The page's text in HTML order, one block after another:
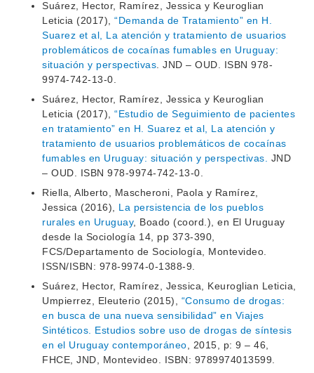
CONTACTO
Suárez, Hector, Ramírez, Jessica y Keuroglian
Leticia (2017), “Demanda de Tratamiento” en H.
Suarez et al, La atención y tratamiento de usuarios
problemáticos de cocaínas fumables en Uruguay:
situación y perspectivas. JND – OUD. ISBN 978-
9974-742-13-0.
Suárez, Hector, Ramírez, Jessica y Keuroglian
Leticia (2017), “Estudio de Seguimiento de pacientes
en tratamiento” en H. Suarez et al, La atención y
tratamiento de usuarios problemáticos de cocaínas
fumables en Uruguay: situación y perspectivas. JND
– OUD. ISBN 978-9974-742-13-0.
Riella, Alberto, Mascheroni, Paola y Ramírez,
Jessica (2016), La persistencia de los pueblos
rurales en Uruguay, Boado (coord.), en El Uruguay
desde la Sociología 14, pp 373-390,
FCS/Departamento de Sociología, Montevideo.
ISSN/ISBN: 978-9974-0-1388-9.
Suárez, Hector, Ramírez, Jessica, Keuroglian Leticia,
Umpierrez, Eleuterio (2015), “Consumo de drogas:
en busca de una nueva sensibilidad” en Viajes
Sintéticos. Estudios sobre uso de drogas de síntesis
en el Uruguay contemporáneo, 2015, p: 9 – 46,
FHCE, JND, Montevideo. ISBN: 9789974013599.